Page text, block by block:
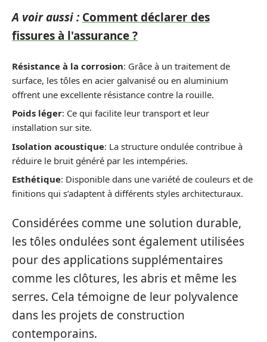
A voir aussi : Comment déclarer des
fissures à l'assurance ?
Résistance à la corrosion: Grâce à un traitement de
surface, les tôles en acier galvanisé ou en aluminium
offrent une excellente résistance contre la rouille.
Poids léger: Ce qui facilite leur transport et leur
installation sur site.
Isolation acoustique: La structure ondulée contribue à
réduire le bruit généré par les intempéries.
Esthétique: Disponible dans une variété de couleurs et de
finitions qui s’adaptent à différents styles architecturaux.
Considérées comme une solution durable,
les tôles ondulées sont également utilisées
pour des applications supplémentaires
comme les clôtures, les abris et même les
serres. Cela témoigne de leur polyvalence
dans les projets de construction
contemporains.